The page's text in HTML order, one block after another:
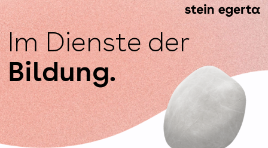
Im Dienste der
Bildung.